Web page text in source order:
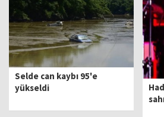
Selde can kaybı 95'e
yükseldi